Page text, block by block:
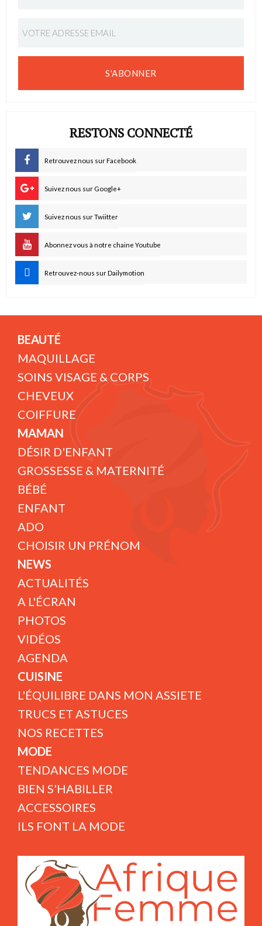
S'ABONNER
RESTONS CONNECTÉ
Retrouvez nous sur Facebook
Suivez nous sur Google+
Suivez nous sur Twiitter
Abonnez vous à notre chaine Youtube
Retrouvez-nous sur Dailymotion
BEAUTÉ
MAQUILLAGE
SOINS VISAGE & CORPS
CHEVEUX
COIFFURE
MAMAN
DÉSIR D'ENFANT
GROSSESSE & MATERNITÉ
BÉBÉ
ENFANT
ADO
CHOISIR UN PRÉNOM
NEWS
ACTUALITÉS
A L'ÉCRAN
PHOTOS
VIDÉOS
AGENDA
CUISINE
L'ÉQUILIBRE DANS MON ASSIETE
TRUCS ET ASTUCES
NOS RECETTES
MODE
TENDANCES MODE
BIEN S'HABILLER
ACCESSOIRES
ILS FONT LA MODE